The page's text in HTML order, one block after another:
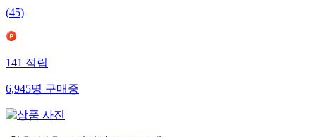
(45)
141적립
6,945명구매중